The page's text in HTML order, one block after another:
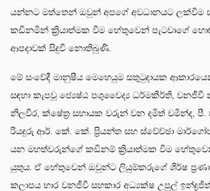
යන්නට මත්තෙන් ඔවුන් අපගේ අවධානයට ලක්වීම
කඩිනමින් ක්‍රියාත්මක වීම හේතුවෙන් පැටවාගේ
ආපදාවක් සිදුවී නොතිබුණි.
මේ සංවේදී මානුෂීය මෙහෙයුම සතුටුදායක
සඳහා කැපවූ ජ්‍යෙෂ්ඨ පශුවෛද්‍ය ධර්මකීර්ති, වනජීවී
නිලවීර, ක්ෂේත්‍ර සහායක වරුන් වන දමිත් චමින්ද, පී.
රියදුරු ආර්. කේ. කේ. ප්‍රියන්ත සහ ස්වේච්ඡා
යන මහත්වරුන්ගේ කඩිනම් ක්‍රියාත්මක වීම
යුතුය. ඒ හේතුවෙන් ඔවුන්ට ලියුම්කරුගේ ශීර්ෂ
කලාපය භාර වනජීවී සහකාර අධ්‍යක්ෂ උපුල්